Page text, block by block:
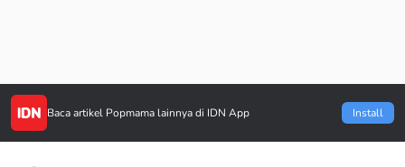
Baca artikel Popmama lainnya di IDN App Install